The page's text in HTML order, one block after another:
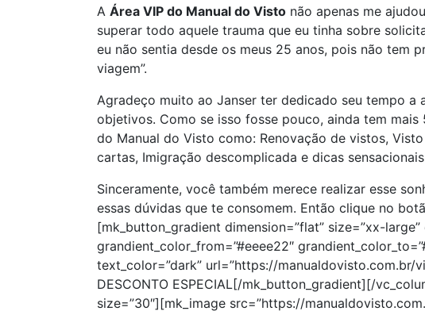
A Área VIP do Manual do Visto não apenas me
superar todo aquele trauma que eu tinha sobre
eu não sentia desde os meus 25 anos, pois não tem
viagem”.
Agradeço muito ao Janser ter dedicado seu tempo a
objetivos. Como se isso fosse pouco, ainda tem
do Manual do Visto como: Renovação de vistos,
cartas, Imigração descomplicada e dicas
Sinceramente, você também merece realizar esse
essas dúvidas que te consomem. Então clique no
[mk_button_gradient dimension=”flat” size=”xx-
grandient_color_from=”#eeee22″
text_color=”dark” url=”https://manualdovisto.com.br/
DESCONTO ESPECIAL[/mk_button_gradient][/
size=”30″][mk_image src=”https://